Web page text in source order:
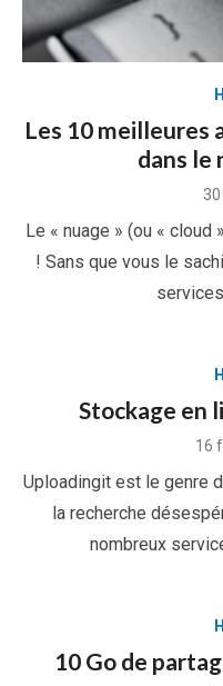
Les 10 meilleures
dans le
Le « nuage » (ou «
! Sans que vous le
Stockage en
16
Uploadingit est le genre
la recherche
nombreux
10 Go de